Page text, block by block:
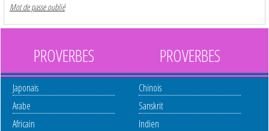
Mot de passe oublié
PROVERBES
Japonais
Arabe
Africain
PROVERBES
Chinois
Sanskrit
Indien